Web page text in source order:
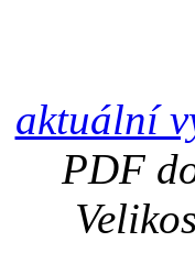
aktuální
PDF